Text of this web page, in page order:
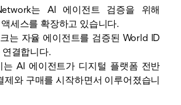
는 AI 에이전트 검증을 위해
세스를 확장하고 있습니다.
는 자율 에이전트를 검증된 World ID
결합니다.
는 AI 에이전트가 디지털 플랫폼 전반
제와 구매를 시작하면서 이루어졌습니